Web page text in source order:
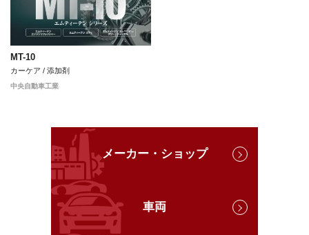
MT-10
カーケア / 添加剤
中央自動車工業
メーカー・ショップ
車両